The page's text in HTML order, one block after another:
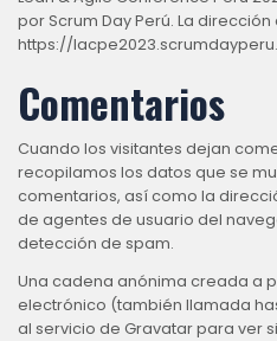
por Scrum Day Perú. La
https://
Comentarios
Cuando los visitantes dejan
recopilamos los datos que se
comentarios, así como la
de agentes de usuario del
detección de spam.
Una cadena anónima creada a
electrónico (también llamada
al servicio de Gravatar para ver